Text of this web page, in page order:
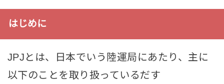
はじめに
JPJとは、日本でいう陸運局にあたり、主に
以下のことを取り扱っているだす